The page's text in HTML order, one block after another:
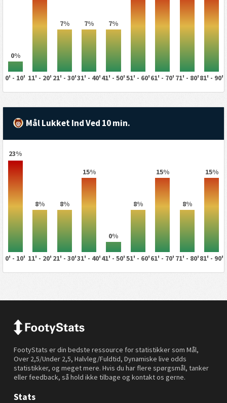
0%
7% 7% 7%
0' - 10' 11' - 20' 21' - 30'31' - 40'41' - 50'51' - 60'61' - 70' 71' - 80'81' - 90'
Mål Lukket Ind Ved 10 min.
23%
8% 8%
15%
0%
8%
15%
8%
15%
0' - 10' 11' - 20' 21' - 30'31' - 40'41' - 50'51' - 60'61' - 70' 71' - 80'81' - 90'
FootyStats er din bedste ressource for statistikker som Mål,
Over 2,5/Under 2,5, Halvleg/Fuldtid, Dynamiske live odds
statistikker, og meget mere. Hvis du har flere spørgsmål, tanker
eller feedback, så hold ikke tilbage og kontakt os gerne.
Stats